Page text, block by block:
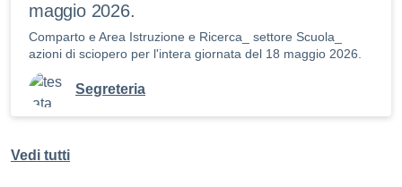
maggio 2026.
Comparto e Area Istruzione e Ricerca_ settore Scuola_
azioni di sciopero per l'intera giornata del 18 maggio 2026.
Segreteria
Vedi tutti